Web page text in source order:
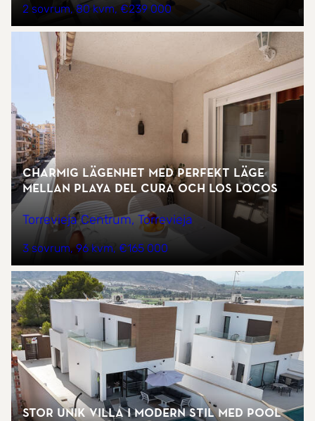
2 sovrum 80 kvm €239 000
Charmig lägenhet med perfekt läge
mellan Playa del Cura och Los Locos
Torrevieja Centrum, Torrevieja
3 sovrum 96 kvm €165 000
Stor unik villa i modern stil med pool